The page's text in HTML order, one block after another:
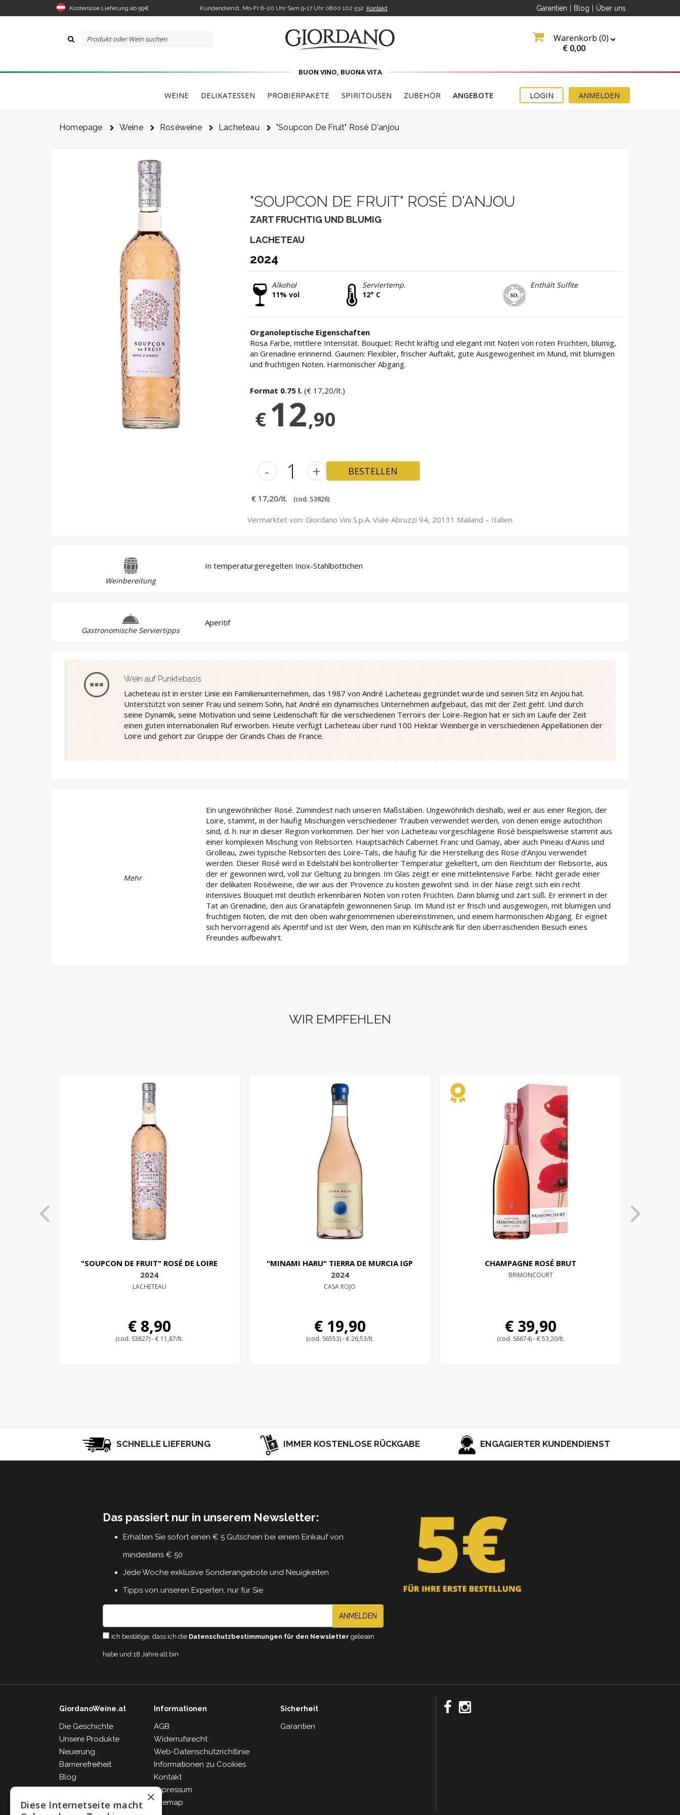
Kostenlose Lieferung ab 59€ Kundendienst, Mo-Fr 8-20 Uhr Sam 9-17 Uhr0800 102 532 Kontakt Garantien Blog Über uns
Warenkorb (0)
€ 0,00
BUON VINO, BUONA VITA
WEINE DELIKATESSEN PROBIERPAKETE SPIRITOUSEN ZUBEHÖR ANGEBOTE ANMELDEN
LOGIN
Homepage Weine Roséweine Lacheteau "soupcon De Fruit" Rosé D'anjou
"SOUPCON DE FRUIT" ROSÉ D'ANJOU
ZART FRUCHTIG UND BLUMIG
LACHETEAU
2024
Alkohol
11% vol
Serviertemp.
12° C
Enthält Sulfite
Organoleptische Eigenschaften
Rosa Farbe, mittlere Intensität. Bouquet: Recht kräftig und elegant mit Noten von roten Früchten, blumig,
an Grenadine erinnernd. Gaumen: Flexibler, frischer Auftakt, gute Ausgewogenheit im Mund, mit blumigen
und fruchtigen Noten. Harmonischer Abgang.
Format 0.75 l. (€ 17,20/lt.)
€ 12,90
- + BESTELLEN
€ 17,20/lt. (cod. S3826)
Vermarktet von: Giordano Vini S.p.A. Viale Abruzzi 94, 20131 Mailand – Italien.
Weinbereitung
In temperaturgeregelten Inox-Stahlbottichen
Gastronomische Serviertipps
Aperitif
Wein auf Punktebasis
Lacheteau ist in erster Linie ein Familienunternehmen, das 1987 von André Lacheteau gegründet wurde und seinen Sitz im Anjou hat.
Unterstützt von seiner Frau und seinem Sohn, hat André ein dynamisches Unternehmen aufgebaut, das mit der Zeit geht. Und durch
seine Dynamik, seine Motivation und seine Leidenschaft für die verschiedenen Terroirs der Loire-Region hat er sich im Laufe der Zeit
einen guten internationalen Ruf erworben. Heute verfügt Lacheteau über rund 100 Hektar Weinberge in verschiedenen Appellationen der
Loire und gehört zur Gruppe der Grands Chais de France.
Mehr
Ein ungewöhnlicher Rosé. Zumindest nach unseren Maßstäben. Ungewöhnlich deshalb, weil er aus einer Region, der
Loire, stammt, in der häufig Mischungen verschiedener Trauben verwendet werden, von denen einige autochthon
sind, d. h. nur in dieser Region vorkommen. Der hier von Lacheteau vorgeschlagene Rosé beispielsweise stammt aus
einer komplexen Mischung von Rebsorten. Hauptsächlich Cabernet Franc und Gamay, aber auch Pineau d'Aunis und
Grolleau, zwei typische Rebsorten des Loire-Tals, die häufig für die Herstellung des Rose d'Anjou verwendet
werden. Dieser Rosé wird in Edelstahl bei kontrollierter Temperatur gekeltert, um den Reichtum der Rebsorte, aus
der er gewonnen wird, voll zur Geltung zu bringen. Im Glas zeigt er eine mittelintensive Farbe. Nicht gerade einer
der delikaten Roséweine, die wir aus der Provence zu kosten gewohnt sind. In der Nase zeigt sich ein recht
intensives Bouquet mit deutlich erkennbaren Noten von roten Früchten. Dann blumig und zart süß. Er erinnert in der
Tat an Grenadine, den aus Granatäpfeln gewonnenen Sirup. Im Mund ist er frisch und ausgewogen, mit blumigen und
fruchtigen Noten, die mit den oben wahrgenommenen übereinstimmen, und einem harmonischen Abgang. Er eignet
sich hervorragend als Aperitif und ist der Wein, den man im Kühlschrank für den überraschenden Besuch eines
Freundes aufbewahrt.
WIR EMPFEHLEN
"SOUPCON DE FRUIT" ROSÉ DE LOIRE
2024
LACHETEAU
€ 8,90
(cod. S3827) - € 11,87/lt.
"MINAMI HARU" TIERRA DE MURCIA IGP
2024
CASA ROJO
€ 19,90
(cod. S6553) - € 26,53/lt.
CHAMPAGNE ROSÉ BRUT
BRIMONCOURT
€ 39,90
(cod. S6674) - € 53,20/lt.
SCHNELLE LIEFERUNG IMMER KOSTENLOSE RÜCKGABE ENGAGIERTER KUNDENDIENST
Das passiert nur in unserem Newsletter:
Erhalten Sie sofort einen € 5 Gutschein bei einem Einkauf von
mindestens € 50
Jede Woche exklusive Sonderangebote und Neuigkeiten
Tipps von unseren Experten, nur für Sie
ANMELDEN
Ich bestätige, dass ich die Datenschutzbestimmungen für den Newsletter gelesen
habe und 18 Jahre alt bin
GiordanoWeine.at
Die Geschichte
Unsere Produkte
Neuerung
Barrierefreiheit
Blog
FAQ
Informationen
AGB
Widerrufsrecht
Web-Datenschutzrichtlinie
Informationen zu Cookies
Kontakt
Impressum
Sitemap
Sicherheit
Garantien
×
Diese Internetseite macht